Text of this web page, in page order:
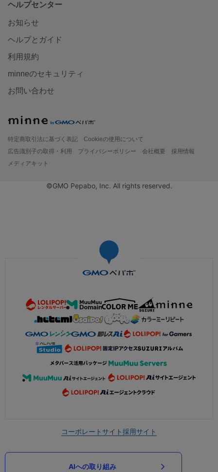
ヘルプセンター
お知らせ
ヘルプとガイド
利用規約
minneのセキュリティ
お問い合わせ
特定商取引法に基づく表記
Cookieの使用について
広告識別子の取得・利用
プライバシーポリシー 会社概要
採用情報
メディアキット
©GMO Pepabo, Inc. All rights reserved.
コーポレートサイト採用サイト
AIへの取り組み